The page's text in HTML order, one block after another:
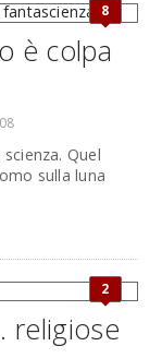
8
è colpa
Quel
sulla luna
2
religiose